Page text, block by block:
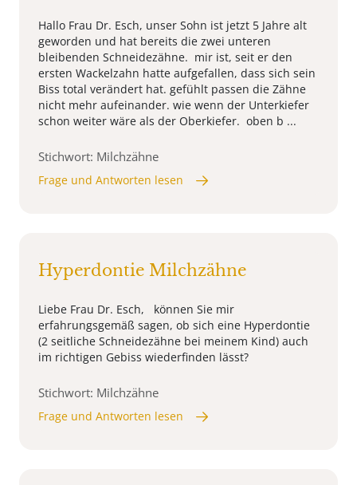
Hallo Frau Dr. Esch, unser Sohn ist jetzt 5 Jahre alt
geworden und hat bereits die zwei unteren
bleibenden Schneidezähne. mir ist, seit er den
ersten Wackelzahn hatte aufgefallen, dass sich sein
Biss total verändert hat. gefühlt passen die Zähne
nicht mehr aufeinander. wie wenn der Unterkiefer
schon weiter wäre als der Oberkiefer. oben b ...
Stichwort: Milchzähne
Frage und Antworten lesen
Hyperdontie Milchzähne
Liebe Frau Dr. Esch, können Sie mir
erfahrungsgemäß sagen, ob sich eine Hyperdontie
(2 seitliche Schneidezähne bei meinem Kind) auch
im richtigen Gebiss wiederfinden lässt?
Stichwort: Milchzähne
Frage und Antworten lesen